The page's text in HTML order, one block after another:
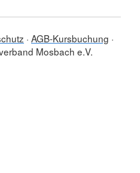
AGB-Kursbuchung
Mosbach e.V.